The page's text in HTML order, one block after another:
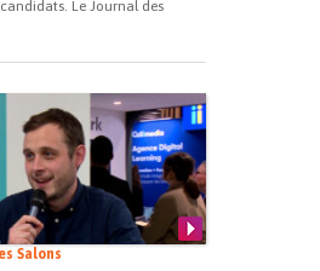
Le Journal des
Salons